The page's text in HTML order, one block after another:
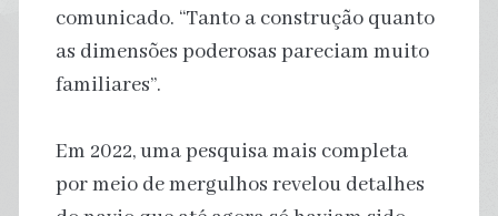
comunicado. “Tanto a construção quanto
as dimensões poderosas pareciam muito
familiares”.
Em 2022, uma pesquisa mais completa
por meio de mergulhos revelou detalhes